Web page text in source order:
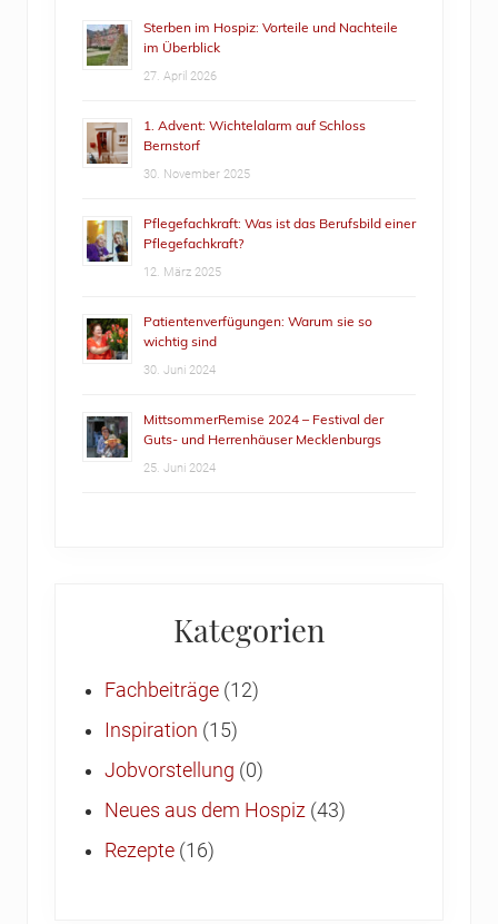
Sterben im Hospiz: Vorteile und Nachteile
im Überblick
27. April 2026
1. Advent: Wichtelalarm auf Schloss
Bernstorf
30. November 2025
Pflegefachkraft: Was ist das Berufsbild einer
Pflegefachkraft?
12. März 2025
Patientenverfügungen: Warum sie so
wichtig sind
30. Juni 2024
MittsommerRemise 2024 – Festival der
Guts- und Herrenhäuser Mecklenburgs
25. Juni 2024
Kategorien
Fachbeiträge (12)
Inspiration (15)
Jobvorstellung (0)
Neues aus dem Hospiz (43)
Rezepte (16)